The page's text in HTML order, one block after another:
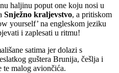
haljinu poput one koju nosi u
Snježno kraljevstvo, a pritiskom
yourself’ na engleskom jeziku
i zaplesati u ritmu!
satima jer dolazi s
guštera Brunija, češlja i
te malog aviončića.